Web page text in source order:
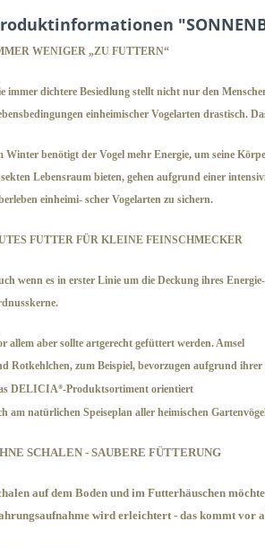
WENIGER „ZU FUTTERN“
immer dichtere Besiedlung stellt nicht nur den
einheimischer Vogelarten drastisch.
Winter benötigt der Vogel mehr Energie, um seine
Lebensraum bieten, gehen aufgrund einer
einheimi- scher Vogelarten zu sichern.
FUTTER FÜR KLEINE FEINSCHMECKER
wenn es in erster Linie um die Deckung ihres
allem aber sollte artgerecht gefüttert werden. Amsel
Rotkehlchen, zum Beispiel, bevorzugen aufgrund
DELICIA®-Produktsortiment orientiert
am natürlichen Speiseplan aller heimischen
SCHALEN - SAUBERE FÜTTERUNG
auf dem Boden und im Futterhäuschen
wird erleichtert - das kommt vor